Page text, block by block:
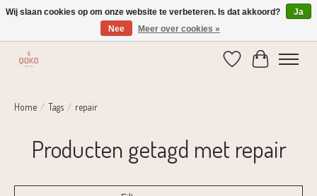
Verzending 1-2 dagen | Gratis verzending vanaf € 75,-
Verlanglijst
Home / Tags / repair
Producten getagd met repair
Wij slaan cookies op om onze website te verbeteren. Is dat akkoord?
Ja
Nee
Meer over cookies »